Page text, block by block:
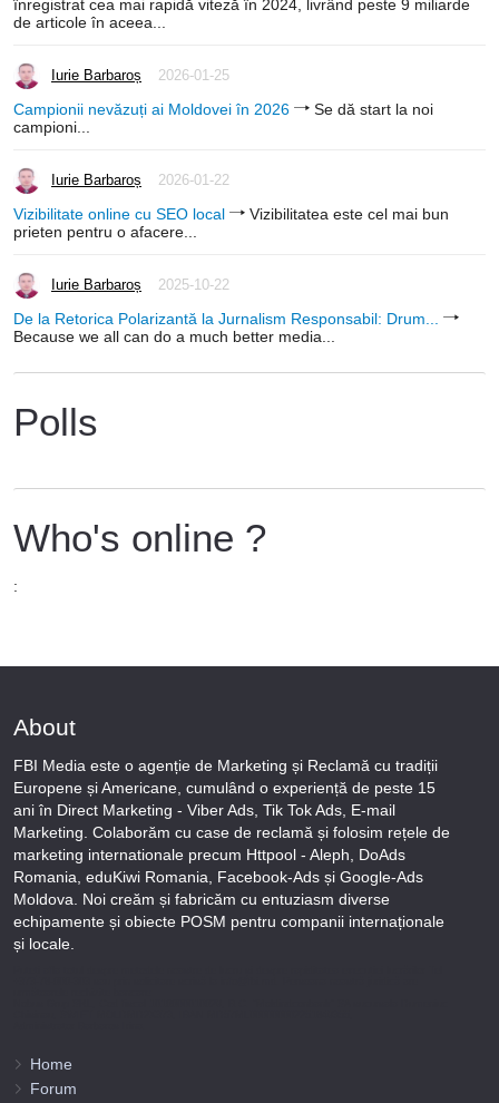
înregistrat cea mai rapidă viteză în 2024, livrând peste 9 miliarde
de articole în aceea...
Iurie Barbaroș 2026-01-25
Campionii nevăzuți ai Moldovei în 2026
Se dă start la noi
campioni...
Iurie Barbaroș 2026-01-22
Vizibilitate online cu SEO local
Vizibilitatea este cel mai bun
prieten pentru o afacere...
Iurie Barbaroș 2025-10-22
De la Retorica Polarizantă la Jurnalism Responsabil: Drum...
Because we all can do a much better media...
Polls
Who's online ?
:
About
FBI Media este o agenție de Marketing și Reclamă cu tradiții
Europene și Americane, cumulând o experiență de peste 15
ani în Direct Marketing - Viber Ads, Tik Tok Ads, E-mail
Marketing. Colaborăm cu case de reclamă și folosim rețele de
marketing internationale precum Httpool - Aleph, DoAds
Romania, eduKiwi Romania, Facebook-Ads și Google-Ads
Moldova. Noi creăm și fabricăm cu entuziasm diverse
echipamente și obiecte POSM pentru companii internaționale
și locale.
Home
Forum